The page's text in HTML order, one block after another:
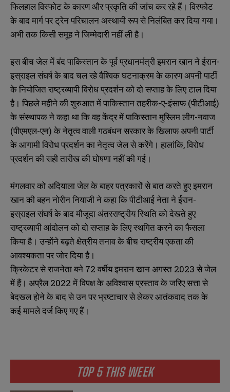
TOP 5 THIS WEEK
फिलहाल विस्फोट के कारण और प्रकृति की जांच कर रहे हैं। विस्फोट
के बाद मार्ग पर ट्रेन परिचालन अस्थायी रूप से निलंबित कर दिया गया।
अभी तक किसी समूह ने जिम्मेदारी नहीं ली है।
इस बीच जेल में बंद पाकिस्तान के पूर्व प्रधानमंत्री इमरान खान ने ईरान-
इस्राइल संघर्ष के बाद चल रहे वैश्विक घटनाक्रम के कारण अपनी पार्टी
के नियोजित राष्ट्रव्यापी विरोध प्रदर्शन को दो सप्ताह के लिए टाल दिया
है। पिछले महीने की शुरुआत में पाकिस्तान तहरीक-ए-इंसाफ (पीटीआई)
के संस्थापक ने कहा था कि वह केंद्र में पाकिस्तान मुस्लिम लीग-नवाज
(पीएमएल-एन) के नेतृत्व वाली गठबंधन सरकार के खिलाफ अपनी पार्टी
के आगामी विरोध प्रदर्शन का नेतृत्व जेल से करेंगे। हालांकि, विरोध
प्रदर्शन की सही तारीख की घोषणा नहीं की गई।
मंगलवार को अदियाला जेल के बाहर पत्रकारों से बात करते हुए इमरान
खान की बहन नोरीन नियाजी ने कहा कि पीटीआई नेता ने ईरान-
इस्राइल संघर्ष के बाद मौजूदा अंतरराष्ट्रीय स्थिति को देखते हुए
राष्ट्रव्यापी आंदोलन को दो सप्ताह के लिए स्थगित करने का फैसला
किया है। उन्होंने बढ़ते क्षेत्रीय तनाव के बीच राष्ट्रीय एकता की
आवश्यकता पर जोर दिया है।
क्रिकेटर से राजनेता बने 72 वर्षीय इमरान खान अगस्त 2023 से जेल
में हैं। अप्रैल 2022 में विपक्ष के अविश्वास प्रस्ताव के जरिए सत्ता से
बेदखल होने के बाद से उन पर भ्रष्टाचार से लेकर आतंकवाद तक के
कई मामले दर्ज किए गए हैं।